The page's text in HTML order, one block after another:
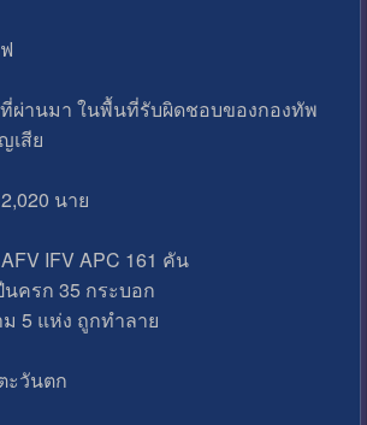
ผ่านมา ในพื้นที่รับผิดชอบของกองทัพ
เสีย
นาย
IFV APC 161 คัน
ครก 35 กระบอก
5 แห่ง ถูกทำลาย
ะวันตก